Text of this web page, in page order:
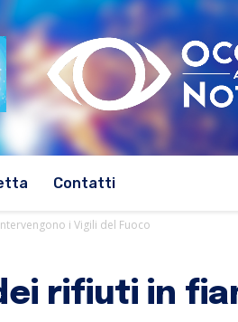
Contatti
i Vigili del Fuoco
rifiuti in